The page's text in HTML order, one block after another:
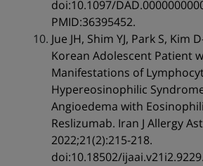
doi:10.1097/
PMID:36395452.
Jue JH, Shim YJ, Park S, Kim
Korean Adolescent Patient
Manifestations of
Hypereosinophilic
Angioedema with
Reslizumab. Iran J Allergy
2022;21(2):215-218.
doi:10.18502/